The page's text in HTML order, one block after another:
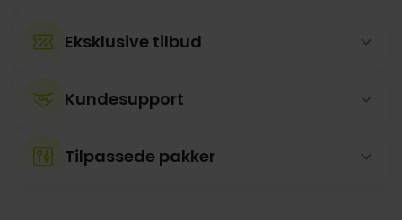
Eksklusive tilbud
Kundesupport
Tilpassede pakker